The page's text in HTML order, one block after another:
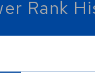
Rank